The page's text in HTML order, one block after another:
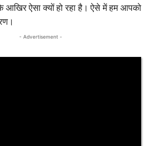
ऐसा क्यों हो रहा है। ऐसे में हम आपको
- Advertisement -